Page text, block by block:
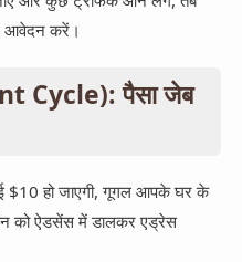
आवेदन करें।
Cycle): पैसा जेब
हो जाएगी, गूगल आपके घर के
को ऐडसेंस में डालकर एड्रेस